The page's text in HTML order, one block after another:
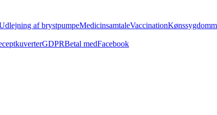
af brystpumpeMedicinsamtaleVaccination
GDPRBetal medFacebook